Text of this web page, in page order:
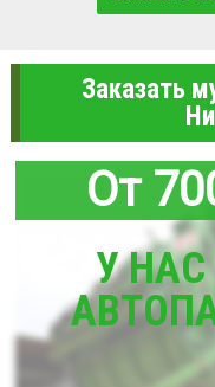
Заказать
От
У